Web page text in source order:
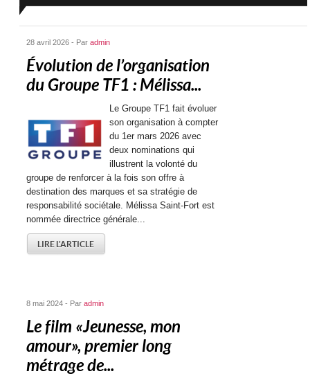
28 avril 2026 - Paradmin
Évolution de l’organisation
du Groupe TF1 : Mélissa...
Le Groupe TF1 fait évoluer
son organisation à compter
du 1er mars 2026 avec
deux nominations qui
illustrent la volonté du
groupe de renforcer à la fois son offre à
destination des marques et sa stratégie de
responsabilité sociétale. Mélissa Saint-Fort est
nommée directrice générale...
LIRE L'ARTICLE
8 mai 2024 - Paradmin
Le film « Jeunesse, mon
amour », premier long
métrage de...